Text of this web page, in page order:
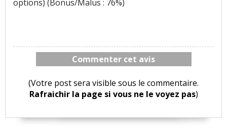
options) (Bonus/Malus : 76%)
Commenter cet avis
(Votre post sera visible sous le commentaire.
Rafraichir la page si vous ne le voyez pas)